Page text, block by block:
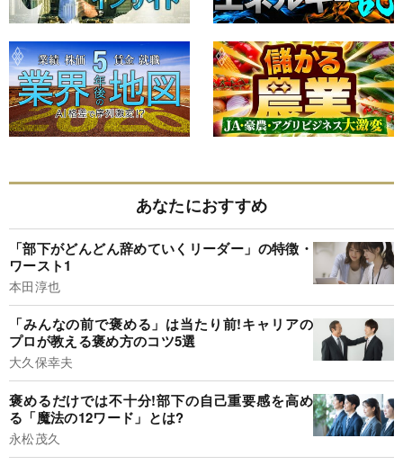
あなたにおすすめ
「部下がどんどん辞めていくリーダー」の特徴・
ワースト1
本田淳也
「みんなの前で褒める」は当たり前!キャリアの
プロが教える褒め方のコツ5選
大久保幸夫
褒めるだけでは不十分!部下の自己重要感を高め
る「魔法の12ワード」とは?
永松茂久